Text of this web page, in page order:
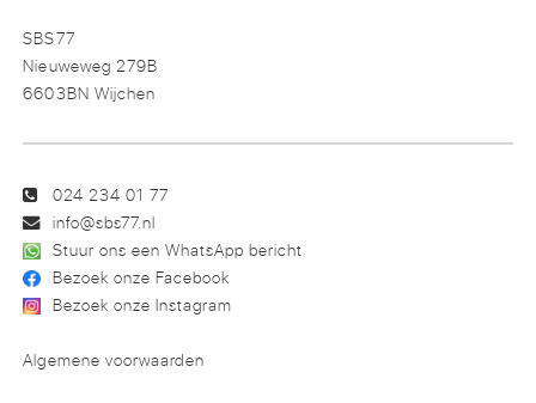
SBS77
Nieuweweg 279B
6603BN Wijchen
024 234 01 77
info@sbs77.nl
Stuur ons een WhatsApp bericht
Bezoek onze Facebook
Bezoek onze Instagram
Algemene voorwaarden